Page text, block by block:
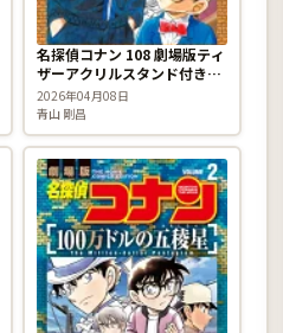
名探偵コナン 108 劇場版ティ
ザーアクリルスタンド付き特
装版
2026年04月08日
青山 剛昌